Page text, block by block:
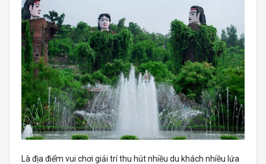
Là địa điểm vui chơi giải trí thu hút nhiều du khách nhiều lứa